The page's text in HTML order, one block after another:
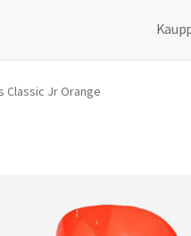
Classic Jr Orange